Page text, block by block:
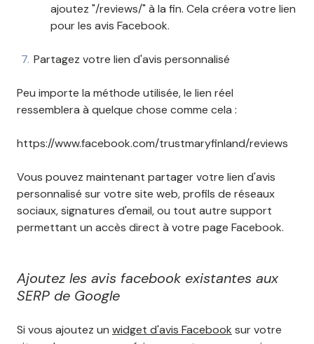
ajoutez "/reviews/" à la fin. Cela créera votre lien
pour les avis Facebook.
Partagez votre lien d'avis personnalisé
Peu importe la méthode utilisée, le lien réel
ressemblera à quelque chose comme cela :
https://www.facebook.com/trustmaryfinland/reviews
Vous pouvez maintenant partager votre lien d'avis
personnalisé sur votre site web, profils de réseaux
sociaux, signatures d'email, ou tout autre support
permettant un accès direct à votre page Facebook.
Ajoutez les avis facebook existantes aux
SERP de Google
Si vous ajoutez un widget d'avis Facebook sur votre